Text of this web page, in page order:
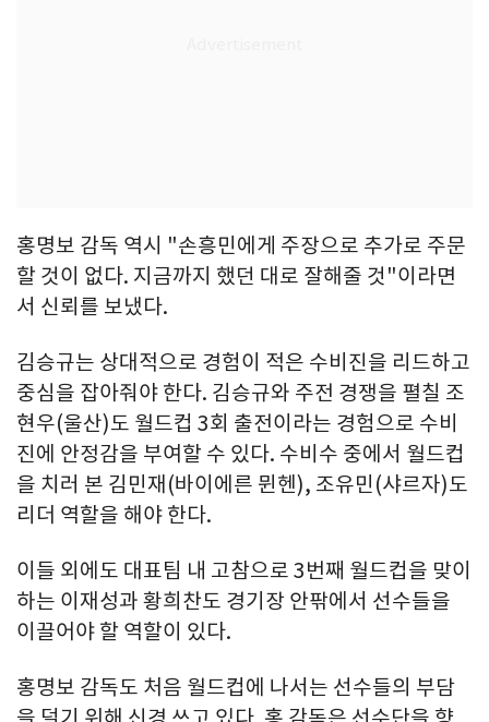
홍명보 감독 역시 "손흥민에게 주장으로 추가로 주문
할 것이 없다. 지금까지 했던 대로 잘해줄 것"이라면
서 신뢰를 보냈다.
김승규는 상대적으로 경험이 적은 수비진을 리드하고
중심을 잡아줘야 한다. 김승규와 주전 경쟁을 펼칠 조
현우(울산)도 월드컵 3회 출전이라는 경험으로 수비
진에 안정감을 부여할 수 있다. 수비수 중에서 월드컵
을 치러 본 김민재(바이에른 뮌헨), 조유민(샤르자)도
리더 역할을 해야 한다.
이들 외에도 대표팀 내 고참으로 3번째 월드컵을 맞이
하는 이재성과 황희찬도 경기장 안팎에서 선수들을
이끌어야 할 역할이 있다.
홍명보 감독도 처음 월드컵에 나서는 선수들의 부담